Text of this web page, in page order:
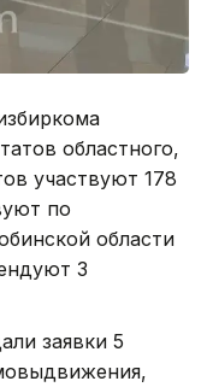
областного,
участвуют 178
по
области
3
заявки 5